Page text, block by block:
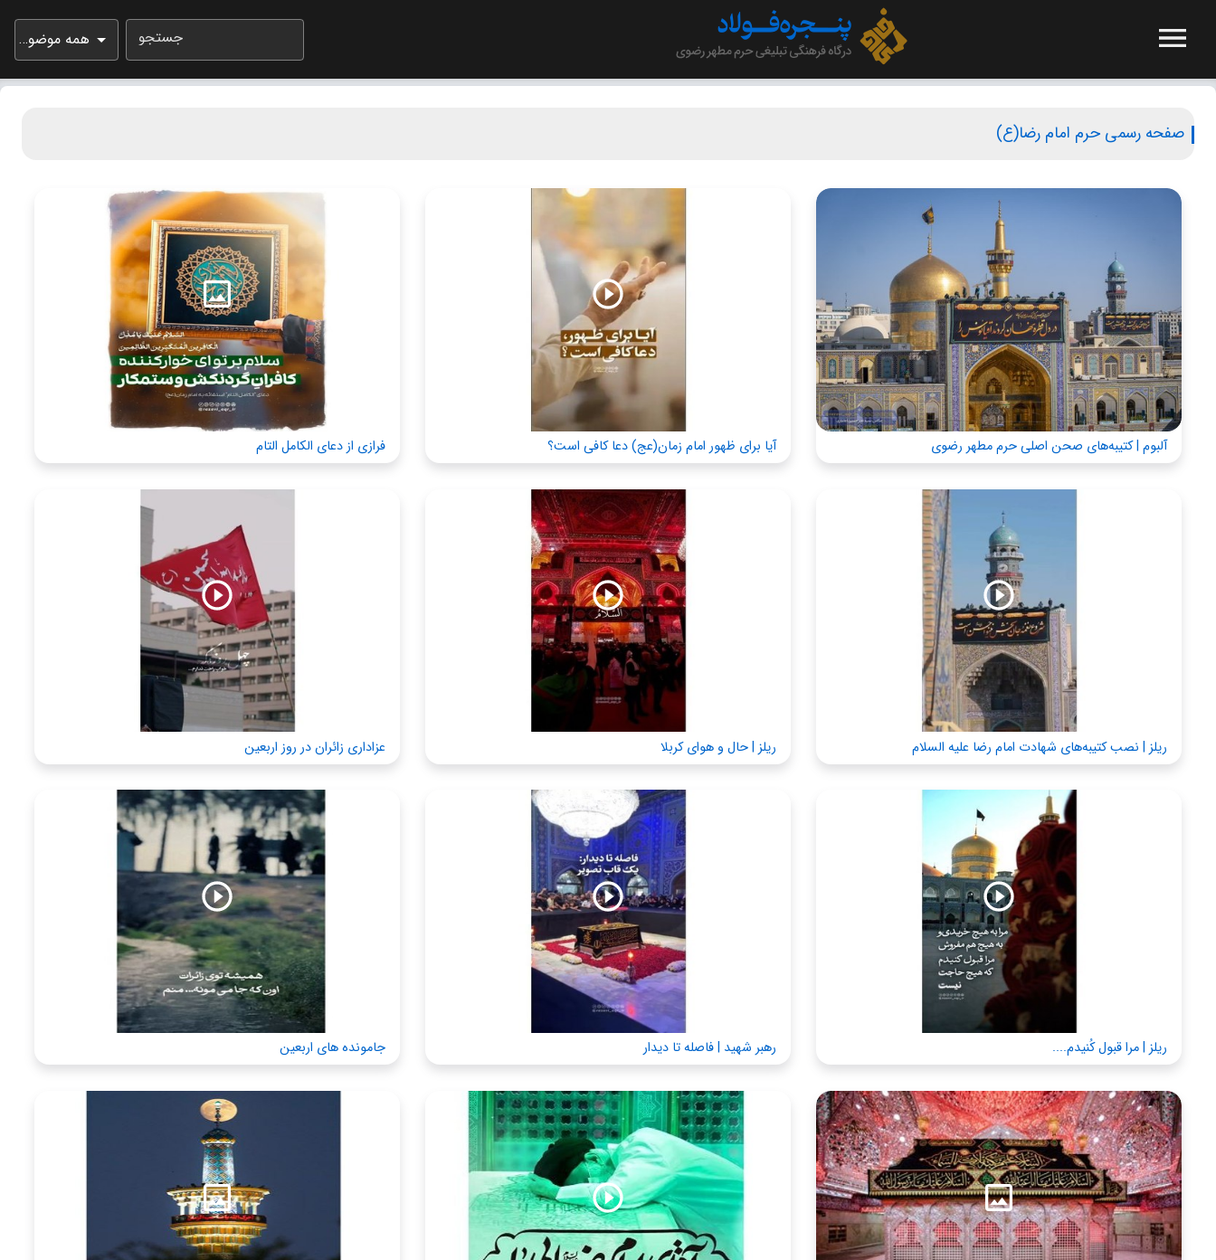
جستجو همه موضوعات
صفحه رسمی حرم امام رضا(ع)
آلبوم | کتیبه‌های صحن اصلی حرم مطهر رضوی آیا برای ظهور امام زمان(عج) دعا کافی است؟ فرازی از دعای الکامل التام
ریلز | نصب کتیبه‌های شهادت امام رضا علیه السلام ریلز | حال و هوای کربلا عزاداری زائران در روز اربعین
ریلز | مرا قبول کُنیدم.... رهبر شهید | فاصله تا دیدار جامونده های اربعین